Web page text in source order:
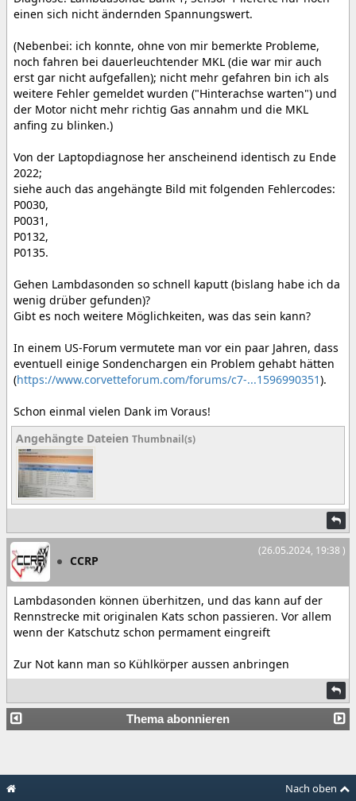
einen sich nicht ändernden Spannungswert.
(Nebenbei: ich konnte, ohne von mir bemerkte Probleme,
noch fahren bei dauerleuchtender MKL (die war mir auch
erst gar nicht aufgefallen); nicht mehr gefahren bin ich als
weitere Fehler gemeldet wurden ("Hinterachse warten") und
der Motor nicht mehr richtig Gas annahm und die MKL
anfing zu blinken.)
Von der Laptopdiagnose her anscheinend identisch zu Ende
2022;
siehe auch das angehängte Bild mit folgenden Fehlercodes:
P0030,
P0031,
P0132,
P0135.
Gehen Lambdasonden so schnell kaputt (bislang habe ich da
wenig drüber gefunden)?
Gibt es noch weitere Möglichkeiten, was das sein kann?
In einem US-Forum vermutete man vor ein paar Jahren, dass
eventuell einige Sondenchargen ein Problem gehabt hätten
(https://www.corvetteforum.com/forums/c7-...1596990351).
Schon einmal vielen Dank im Voraus!
Angehängte Dateien Thumbnail(s)
(26.05.2024, 19:38 )
CCRP
Lambdasonden können überhitzen, und das kann auf der
Rennstrecke mit originalen Kats schon passieren. Vor allem
wenn der Katschutz schon permament eingreift
Zur Not kann man so Kühlkörper aussen anbringen
Thema abonnieren
Nach oben